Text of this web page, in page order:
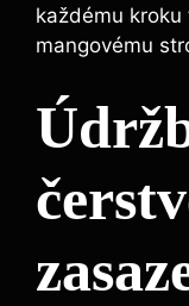
každému
mangovému